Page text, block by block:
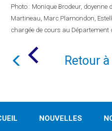
Photo : Monique Brodeur, doyenne
Martineau, Marc Plamondon,
chargée de cours au
Retour
NOUVELLES